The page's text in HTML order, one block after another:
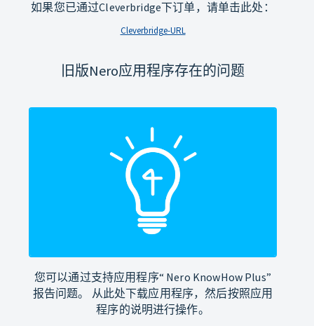
如果您已通过Cleverbridge下订单，请单击此处：
Cleverbridge-URL
旧版Nero应用程序存在的问题
您可以通过支持应用程序“ Nero KnowHow Plus”
报告问题。 从此处下载应用程序，然后按照应用
程序的说明进行操作。